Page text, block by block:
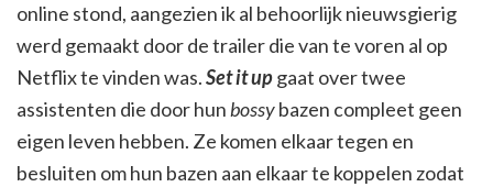
online stond, aangezien ik al behoorlijk nieuwsgierig
werd gemaakt door de trailer die van te voren al op
Netflix te vinden was.Set it upgaat over twee
assistenten die door hun bossybazen compleet geen
eigen leven hebben. Ze komen elkaar tegen en
besluiten om hun bazen aan elkaar te koppelen zodat